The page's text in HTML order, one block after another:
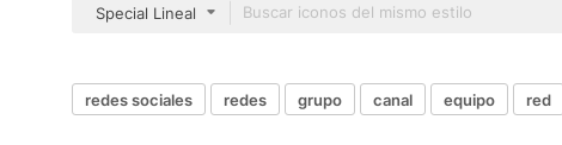
Special Lineal
redes sociales redes grupo canal equipo red